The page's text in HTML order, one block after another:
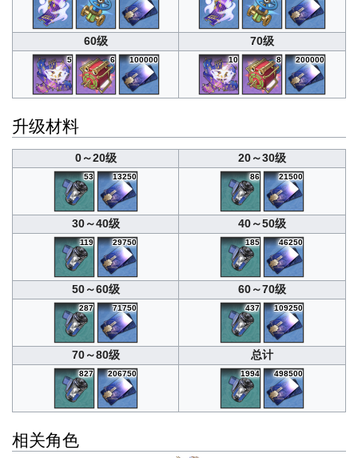
60级 70级
5 6 100000 10 8 200000
升级材料
0～20级 20～30级
53 13250 86 21500
30～40级 40～50级
119 29750 185 46250
50～60级 60～70级
287 71750 437 109250
70～80级 总计
827 206750 1994 498500
相关角色